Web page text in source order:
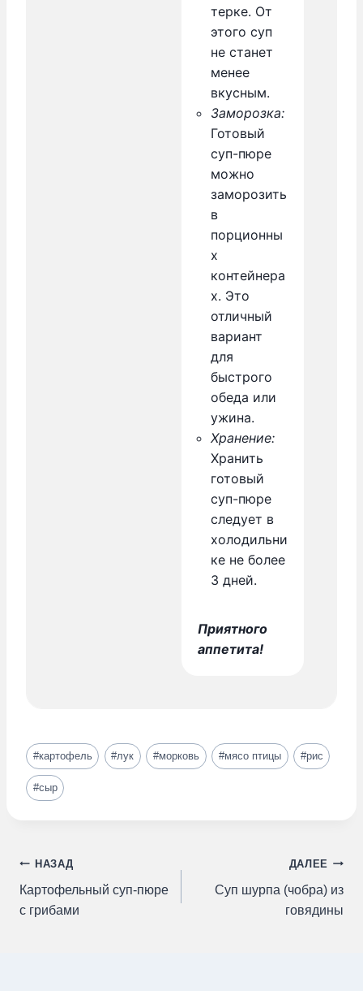
терке. От
этого суп
не станет
менее
вкусным.
Заморозка:
Готовый
суп-пюре
можно
заморозить
в
порционны
х
контейнера
х. Это
отличный
вариант
для
быстрого
обеда или
ужина.
Хранение:
Хранить
готовый
суп-пюре
следует в
холодильни
ке не более
3 дней.
Приятного
аппетита!
Метки
записи:
#картофель #лук #морковь #мясо птицы #рис
#сыр
Навигация
по
НАЗАД
Картофельный суп-пюре
с грибами
ДАЛЕЕ
Суп шурпа (чобра) из
говядины